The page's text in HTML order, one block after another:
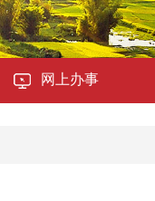
网上办事